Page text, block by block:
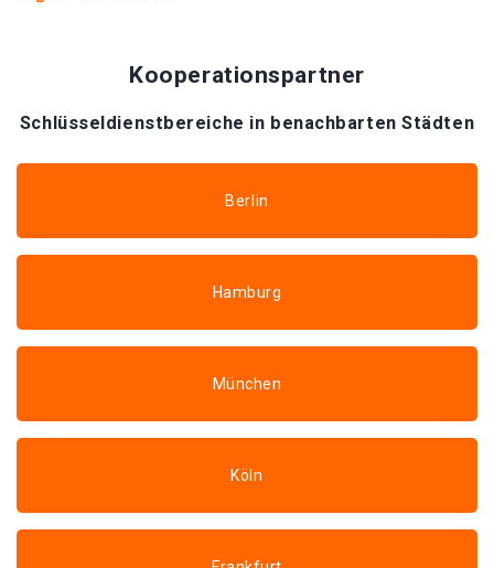
Kooperationspartner
Schlüsseldienstbereiche in benachbarten Städten
Berlin
Hamburg
München
Köln